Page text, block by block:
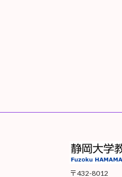
〒432-8012